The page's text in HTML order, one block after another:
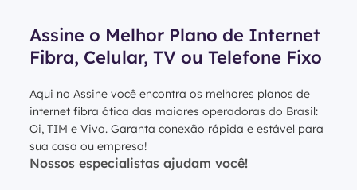
Assine o Melhor Plano de Internet
Fibra, Celular, TV ou Telefone Fixo
Aqui no Assine você encontra os melhores planos de
internet fibra ótica das maiores operadoras do Brasil:
Oi, TIM e Vivo. Garanta conexão rápida e estável para
sua casa ou empresa!
Nossos especialistas ajudam você!